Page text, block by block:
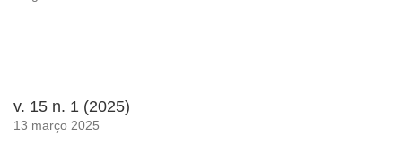
v. 15 n. 1 (2025)
13 março 2025